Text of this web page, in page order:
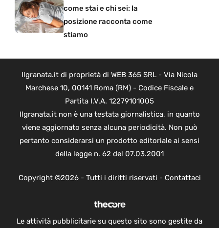
come stai e chi sei: la
posizione racconta come
stiamo
Ilgranata.it di proprietà di WEB 365 SRL - Via Nicola
Marchese 10, 00141 Roma (RM) - Codice Fiscale e
Partita I.V.A. 12279101005
Ilgranata.it non è una testata giornalistica, in quanto
viene aggiornato senza alcuna periodicità. Non può
pertanto considerarsi un prodotto editoriale ai sensi
della legge n. 62 del 07.03.2001
Copyright ©2026 - Tutti i diritti riservati - Contattaci
Le attività pubblicitarie su questo sito sono gestite da